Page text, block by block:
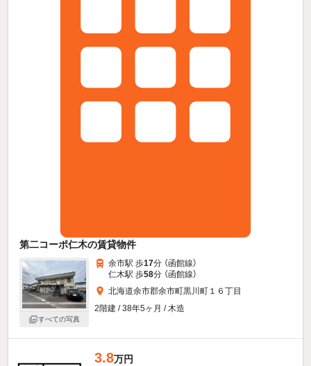
第二コーポ仁木の賃貸物件
すべての写真
余市駅 歩17分 （函館線）
仁木駅 歩58分 （函館線）
北海道余市郡余市町黒川町１６丁目
2階建 / 38年5ヶ月 / 木造
3.8万円